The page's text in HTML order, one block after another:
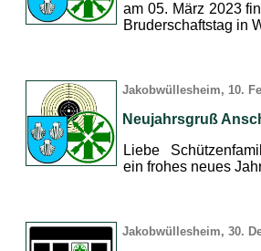
am 05. März 2023
Bruderschaftstag in
Jakobwüllesheim, 10.
Neujahrsgruß
Liebe
ein frohes neues
Jakobwüllesheim, 30.